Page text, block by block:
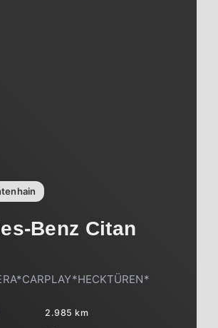
Benz Citan
2.985 km